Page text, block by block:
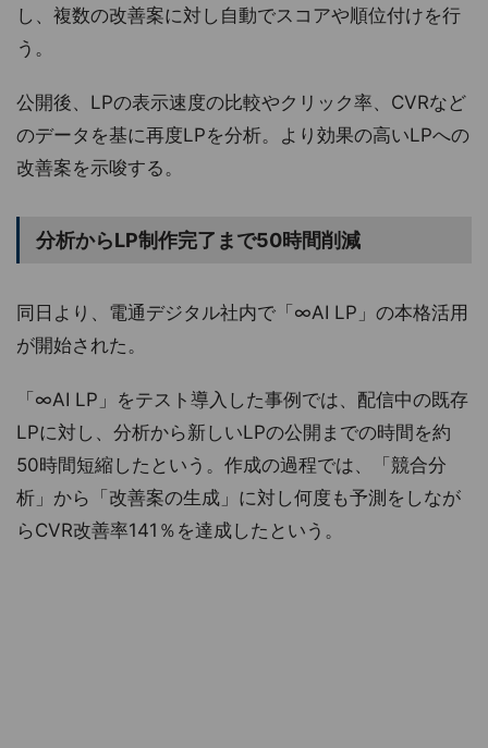
し、複数の改善案に対し自動でスコアや順位付けを行
う。
公開後、LPの表示速度の比較やクリック率、CVRなど
のデータを基に再度LPを分析。より効果の高いLPへの
改善案を示唆する。
分析からLP制作完了まで50時間削減
同日より、電通デジタル社内で「∞AI LP」の本格活用
が開始された。
「∞AI LP」をテスト導入した事例では、配信中の既存
LPに対し、分析から新しいLPの公開までの時間を約
50時間短縮したという。作成の過程では、「競合分
析」から「改善案の生成」に対し何度も予測をしなが
らCVR改善率141％を達成したという。